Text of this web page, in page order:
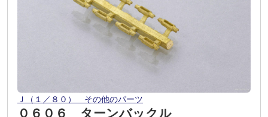
Ｊ（１／８０） その他のパーツ
０６０６ ターンバックル